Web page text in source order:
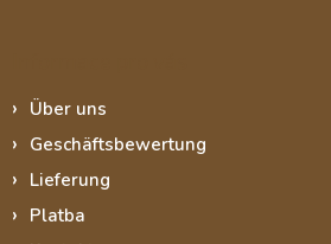
Über uns
Geschäftsbewertung
Lieferung
Platba